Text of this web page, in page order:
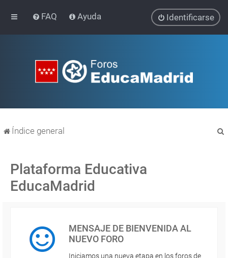
FAQ Ayuda Identificarse
Índice general
Plataforma Educativa
EducaMadrid
MENSAJE DE BIENVENIDA AL
NUEVO FORO
Iniciamos una nueva etapa en los foros de